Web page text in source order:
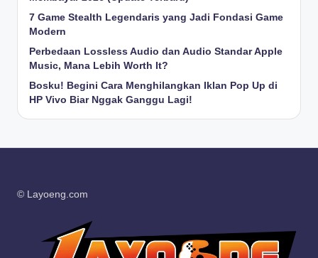
7 Game Stealth Legendaris yang Jadi Fondasi Game
Modern
Perbedaan Lossless Audio dan Audio Standar Apple
Music, Mana Lebih Worth It?
Bosku! Begini Cara Menghilangkan Iklan Pop Up di
HP Vivo Biar Nggak Ganggu Lagi!
© Layoeng.com